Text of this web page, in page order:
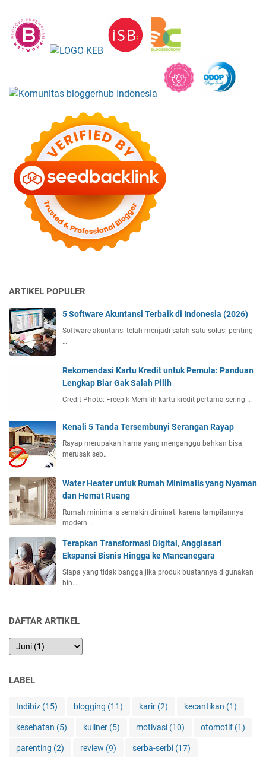
ARTIKEL POPULER
5 Software Akuntansi Terbaik di Indonesia (2026)
Software akuntansi telah menjadi salah satu solusi penting
…
Rekomendasi Kartu Kredit untuk Pemula: Panduan
Lengkap Biar Gak Salah Pilih
Credit Photo: Freepik Memilih kartu kredit pertama sering …
Kenali 5 Tanda Tersembunyi Serangan Rayap
Rayap merupakan hama yang menganggu bahkan bisa
merusak seb…
Water Heater untuk Rumah Minimalis yang Nyaman
dan Hemat Ruang
Rumah minimalis semakin diminati karena tampilannya
modern …
Terapkan Transformasi Digital, Anggiasari
Ekspansi Bisnis Hingga ke Mancanegara
Siapa yang tidak bangga jika produk buatannya digunakan
hin…
DAFTAR ARTIKEL
LABEL
Indibiz (15) blogging (11) karir (2) kecantikan (1)
kesehatan (5) kuliner (5) motivasi (10) otomotif (1)
parenting (2) review (9) serba-serbi (17)